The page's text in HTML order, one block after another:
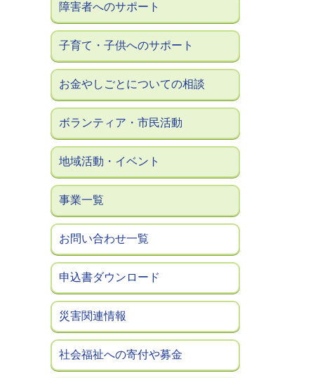
障害者へのサポート
子育て・子供へのサポート
お金やしごとについての相談
ボランティア・市民活動
地域活動・イベント
事業一覧
お問い合わせ一覧
申込書ダウンロード
災害関連情報
社会福祉への寄付や募金